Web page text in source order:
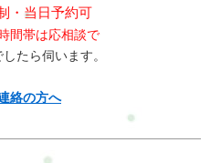
・当日予約可
間帯は応相談で
たら伺います。
絡の方へ